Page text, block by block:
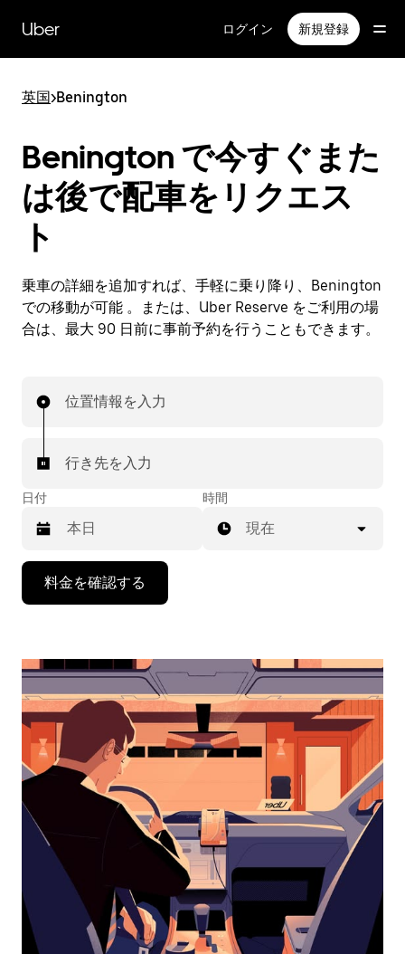
Uber ログイン 新規登録
英国>Benington
Benington で今すぐまた
は後で配車をリクエス
ト
乗車の詳細を追加すれば、手軽に乗り降り、Benington
での移動が可能 。または、Uber Reserve をご利用の場
合は、最大 90 日前に事前予約を行うこともできます。
位置情報を入力
行き先を入力
日付
で
ン
ダ
ー
を
操
作
し、
を
選
択
時間
現在
料金を確認する